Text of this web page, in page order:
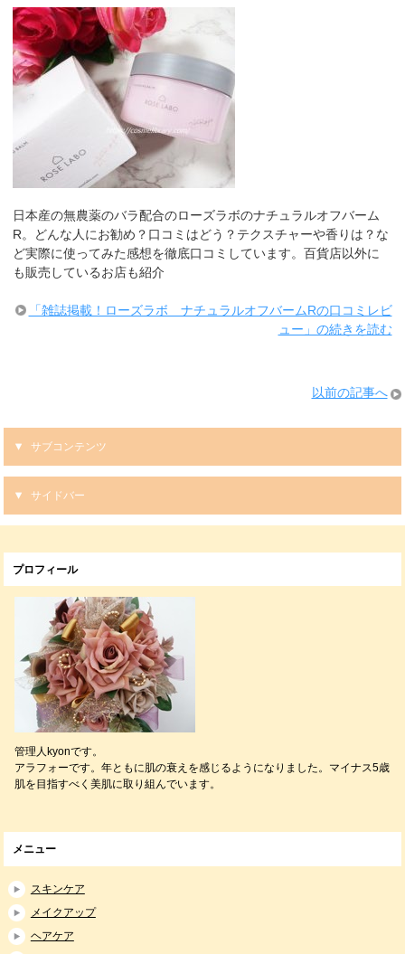
日本産の無農薬のバラ配合のローズラボのナチュラルオフバーム
R。どんな人にお勧め？口コミはどう？テクスチャーや香りは？な
ど実際に使ってみた感想を徹底口コミしています。百貨店以外に
も販売しているお店も紹介
「雑誌掲載！ローズラボ ナチュラルオフバームRの口コミレビ
ュー」の続きを読む
以前の記事へ
サブコンテンツ
サイドバー
プロフィール
管理人kyonです。
アラフォーです。年ともに肌の衰えを感じるようになりました。マイナス5歳
肌を目指すべく美肌に取り組んでいます。
メニュー
スキンケア
メイクアップ
ヘアケア